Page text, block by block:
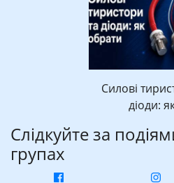
Силові
діоди:
Слідкуйте за
групах